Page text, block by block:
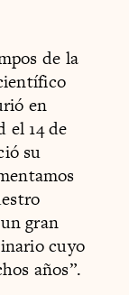
de la
en
el 14 de
su
gran
cuyo
años”.